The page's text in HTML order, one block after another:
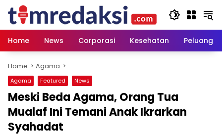
content
Home
News Corporasi Kesehatan Peluang
Home Agama
Agama Featured News
Meski Beda Agama, Orang Tua
Mualaf Ini Temani Anak Ikrarkan
Syahadat